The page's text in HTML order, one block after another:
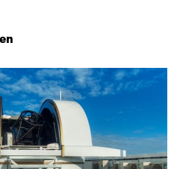
(Neem
contact
met
ons
op)
19
resultaten,
getoond
6
t/m
10